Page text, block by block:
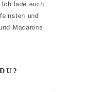
Ich lade euch
und
Macarons